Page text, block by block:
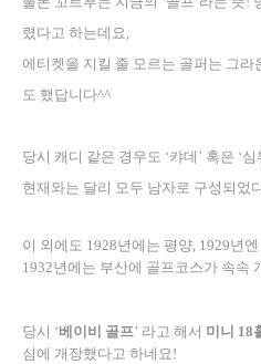
렸다고 하는데요,
에티켓을 지킬 줄 모르는 골퍼는 그
도 했답니다^^
당시 캐디 같은 경우도 ‘캬데’ 혹은 ‘
현재와는 달리 모두 남자로 구성되었
이 외에도 1928년에는 평양, 1929년
1932년에는 부산에 골프코스가 속속
당시 ‘베이비 골프’ 라고 해서 미니 18
심에 개장했다고 하네요!